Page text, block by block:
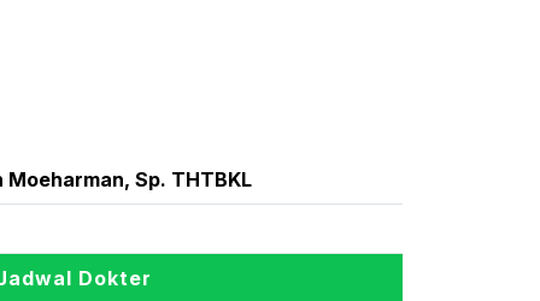
Moeharman, Sp. THTBKL
Dokter